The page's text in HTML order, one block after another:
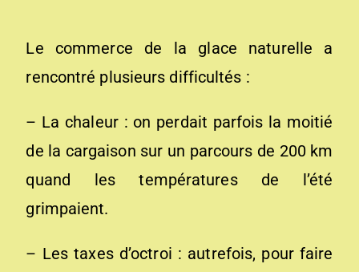
Le commerce de la glace naturelle a
rencontré plusieurs difficultés :
– La chaleur : on perdait parfois la moitié
de la cargaison sur un parcours de 200 km
quand les températures de l’été
grimpaient.
– Les taxes d’octroi : autrefois, pour faire